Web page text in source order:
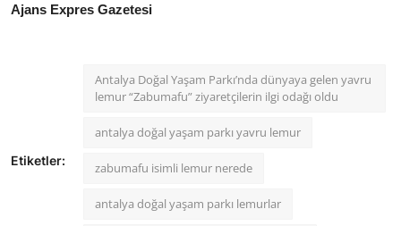
Ajans Expres Gazetesi
Etiketler:
Antalya Doğal Yaşam Parkı’nda dünyaya gelen yavru
lemur “Zabumafu” ziyaretçilerin ilgi odağı oldu
antalya doğal yaşam parkı yavru lemur
zabumafu isimli lemur nerede
antalya doğal yaşam parkı lemurlar